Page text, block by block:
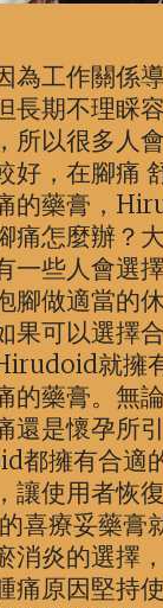
為工作關係
長期不理睬
所以很多人
好，在腳痛
的藥膏，
痛怎麼辦？
一些人會選
腳做適當的
果可以選擇
就擁
的藥膏。無
還是懷孕所
都擁有合適
讓使用者恢復
喜療妥藥膏
消炎的選擇
痛原因堅持